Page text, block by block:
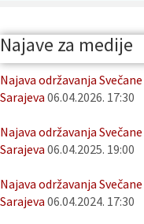
Najave za medije
Najava održavanja
Sarajeva 06.04.2026. 17:30
Najava održavanja
Sarajeva 06.04.2025. 19:00
Najava održavanja
Sarajeva 06.04.2024. 17:30